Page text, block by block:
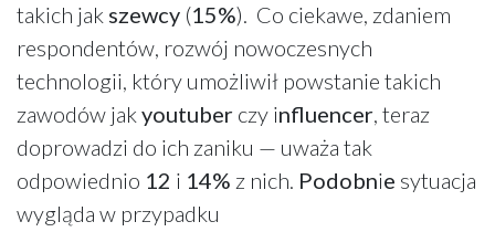
takich jak szewcy (15%). Co ciekawe, zdaniem
respondentów, rozwój nowoczesnych
technologii, który umożliwił powstanie takich
zawodów jak youtuber czy influencer, teraz
doprowadzi do ich zaniku — uważa tak
odpowiednio 12 i 14% z nich. Podobnie sytuacja
wygląda w przypadku